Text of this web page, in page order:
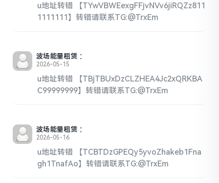
u地址转错 【TYwVBWEexgFFjvNVv6jiRQZz811
1111111】转错请联系TG:@TrxEm
波场能量租赁 ：
2026-05-15
u地址转错 【TBjTBUxDzCLZHEA4Jc2xQRKBA
C99999999】转错请联系TG:@TrxEm
波场能量租赁 ：
2026-05-16
u地址转错 【TCBTDzGPEQy5yvoZhakeb1Fna
gh1TnafAo】转错请联系TG:@TrxEm